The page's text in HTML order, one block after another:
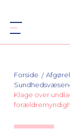
Forside
Klage over